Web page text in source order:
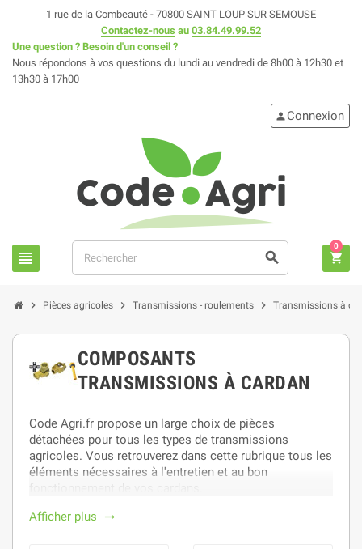
1 rue de la Combeauté - 70800 SAINT LOUP SUR SEMOUSE
Contactez-nous au 03.84.49.99.52
Une question ? Besoin d'un conseil ?
Nous répondons à vos questions du lundi au vendredi de 8h00 à 12h30 et
13h30 à 17h00
view_headline search
person Connexion
shopping_cart
0
chevron_right Pièces agricoles chevron_right Transmissions - roulements chevron_right Transmissions à
COMPOSANTS
TRANSMISSIONS À CARDAN
Code Agri.fr propose un large choix de pièces
détachées pour tous les types de transmissions
agricoles. Vous retrouverez dans cette rubrique tous les
éléments nécessaires à l'entretien et au bon
Un large choix de croisillons, de mâchoires, de tubes et
Afficher plus trending_flat